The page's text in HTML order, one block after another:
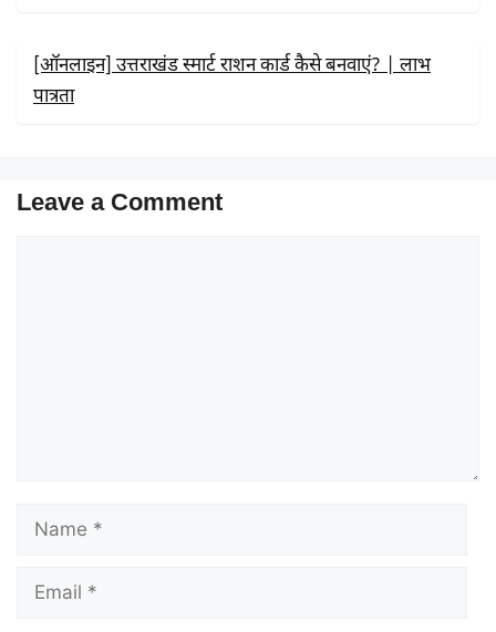
[ऑनलाइन] उत्तराखंड स्मार्ट राशन कार्ड कैसे बनवाएं? | लाभ
पात्रता
Leave a Comment
Name
Email